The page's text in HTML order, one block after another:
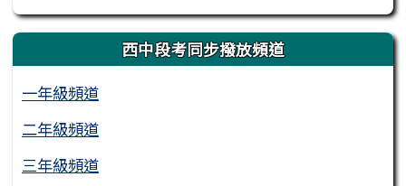
西中段考同步撥放頻道
一年級頻道
二年級頻道
三年級頻道